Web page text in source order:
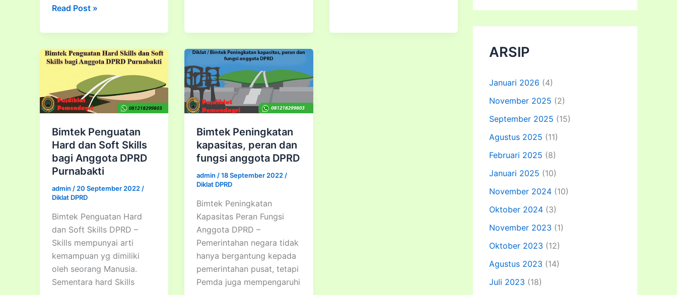
Diklat
Bimtek
Orientasi
Pengelolaan
Bagi
Anggota
DPRD
Provinsi,
Kota/Kabupaten
Read Post »
Sekretariat
Bimtek Penguatan
Hard dan Soft Skills
bagi Anggota DPRD
Purnabakti
admin / 20 September 2022 /
Diklat DPRD
Bimtek Penguatan Hard
dan Soft Skills DPRD –
Skills mempunyai arti
kemampuan yg dimiliki
oleh seorang Manusia.
Sementara hard Skills
Bimtek Peningkatan
kapasitas, peran dan
fungsi anggota DPRD
admin /18 September 2022 /
Diklat DPRD
Bimtek Peningkatan
Kapasitas Peran Fungsi
Anggota DPRD –
Pemerintahan negara tidak
hanya bergantung kepada
pemerintahan pusat, tetapi
Pemda juga mempengaruhi
ARSIP
Januari 2026 (4)
November 2025 (2)
September 2025 (15)
Agustus 2025 (11)
Februari 2025 (8)
Januari 2025 (10)
November 2024 (10)
Oktober 2024 (3)
November 2023 (1)
Oktober 2023 (12)
Agustus 2023 (14)
Juli 2023 (18)